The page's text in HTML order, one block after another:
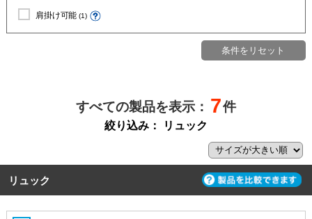
肩掛け可能 (1)
条件をリセット
すべての製品を表示： 7件
絞り込み： リュック
リュック
通勤・通学やクールビズ・ウォームビズにも使えるシンプルデザイン